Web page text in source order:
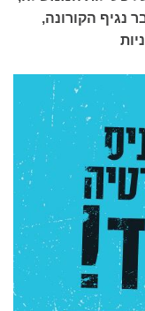
נגיף הקורונה,